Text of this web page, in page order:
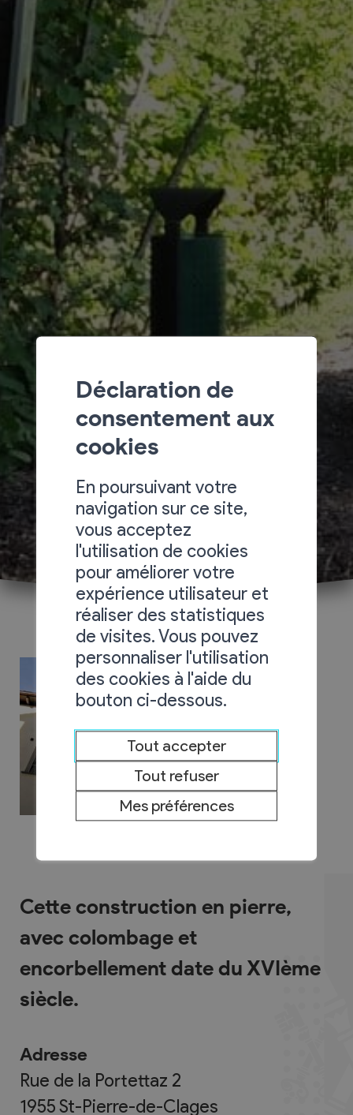
Cette construction en pierre,
avec colombage et
encorbellement date du XVIème
siècle.
Adresse
Rue de la Portettaz 2
1955St-Pierre-de-Clages
Déclaration de
consentement aux
cookies
En poursuivant votre
navigation sur ce site,
vous acceptez
l'utilisation de cookies
pour améliorer votre
expérience utilisateur et
réaliser des statistiques
de visites. Vous pouvez
personnaliser l'utilisation
des cookies à l'aide du
bouton ci-dessous.
Tout accepter
Tout refuser
Mes préférences